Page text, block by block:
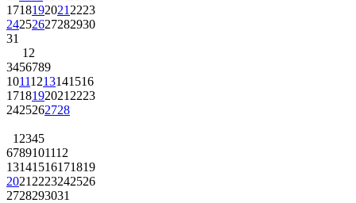
1718192021 2223
24252627282930
31
1 2
3456789
10111213141516
1718192021 2223
2425262728
1 2345
6789101112
13141516171819
2021 2223242526
2728293031